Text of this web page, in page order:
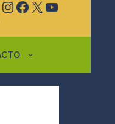
Instagram
Facebook
X YouTube